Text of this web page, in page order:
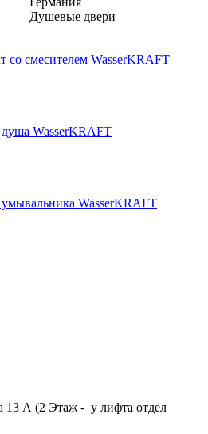
Душевые двери
со смесителем WasserKRAFT
WasserKRAFT
WasserKRAFT
13 А (2 Этаж - у лифта отдел